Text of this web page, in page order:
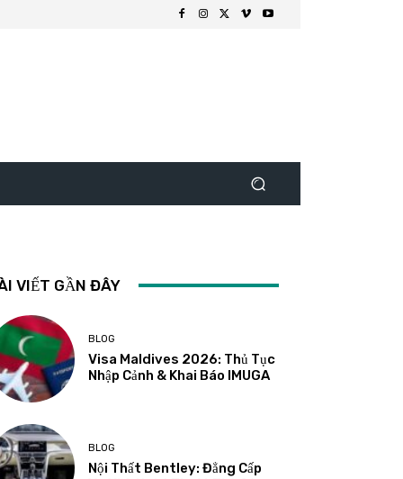
VIẾT GẦN ĐÂY
BLOG
Visa Maldives 2026: Thủ Tục
Nhập Cảnh & Khai Báo IMUGA
BLOG
Nội Thất Bentley: Đẳng Cấp